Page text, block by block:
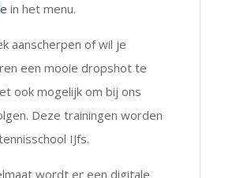
in het menu.
aanscherpen of wil je
een mooie dropshot te
ook mogelijk om bij ons
Deze trainingen worden
IJfs.
wordt er een digitale